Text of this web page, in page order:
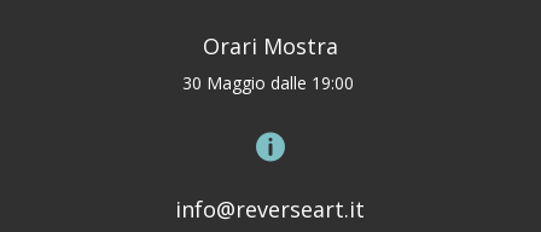
Orari Mostra
30 Maggio dalle 19:00

info@reverseart.it